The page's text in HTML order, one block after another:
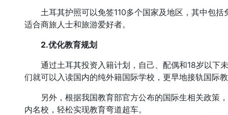
土耳其护照可以免签110多个国家及地区，其中包括
适合商旅人士和旅游爱好者。
2.优化教育规划
通过土耳其投资入籍计划，自己、配偶和18岁以下
们就可以入读国内的纯外籍国际学校，更早地接轨国际
另外，根据我国教育部官方公布的国际生相关政策
内名校，轻松实现教育弯道超车。